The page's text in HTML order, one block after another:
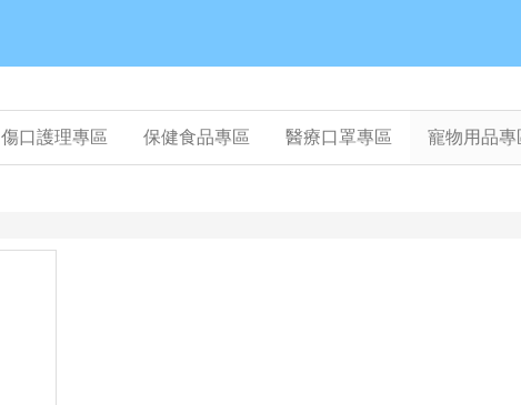
傷口護理專區 保健食品專區 醫療口罩專區 寵物用品專